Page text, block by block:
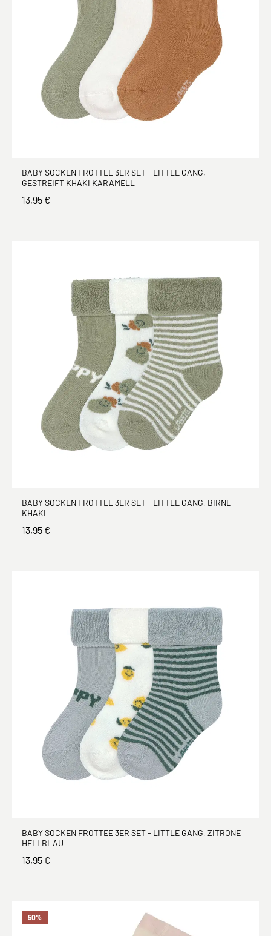
BABY SOCKEN FROTTEE 3ER SET - LITTLE GANG,
GESTREIFT KHAKI KARAMELL
13,95 €
BABY SOCKEN FROTTEE 3ER SET - LITTLE GANG, BIRNE
KHAKI
13,95 €
BABY SOCKEN FROTTEE 3ER SET - LITTLE GANG, ZITRONE
HELLBLAU
13,95 €
50%